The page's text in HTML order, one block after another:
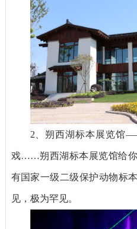
2、朔西湖标本展览馆
戏……朔西湖标本展览馆给
有国家一级二级保护动物标
见，极为罕见。